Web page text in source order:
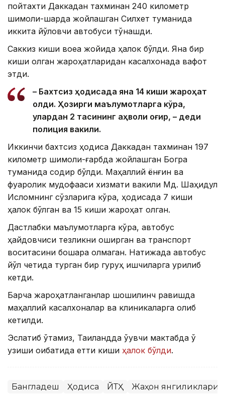
пойтахти Даккадан тахминан 240 километр
шимоли-шарқда жойлашган Силхет туманида
иккита йўловчи автобуси тўқнашди.
Саккиз киши воқеа жойида ҳалок бўлди. Яна бир
киши олган жароҳатларидан касалхонада вафот
этди.
– Бахтсиз ҳодисада яна 14 киши жароҳат
олди. Ҳозирги маълумотларга кўра,
улардан 2 тасининг аҳволи оғир, – деди
полиция вакили.
Иккинчи бахтсиз ҳодиса Даккадан тахминан 197
километр шимоли-ғарбда жойлашган Богра
туманида содир бўлди. Маҳаллий ёнғин ва
фуқаролик мудофааси хизмати вакили Мд. Шаҳидул
Исломнинг сўзларига кўра, ҳодисада 7 киши
ҳалок бўлган ва 15 киши жароҳат олган.
Дастлабки маълумотларга кўра, автобус
ҳайдовчиси тезликни оширган ва транспорт
воситасини бошқара олмаган. Натижада автобус
йўл четида турган бир гуруҳ ишчиларга урилиб
кетди.
Барча жароҳатланганлар шошилинч равишда
маҳаллий касалхоналар ва клиникаларга олиб
кетилди.
Эслатиб ўтамиз, Таиландда ўқувчи мактабда ўқ
узиши оқибатида етти киши ҳалок бўлди.
Бангладеш Ҳодиса ЙТҲ Жаҳон янгиликлари